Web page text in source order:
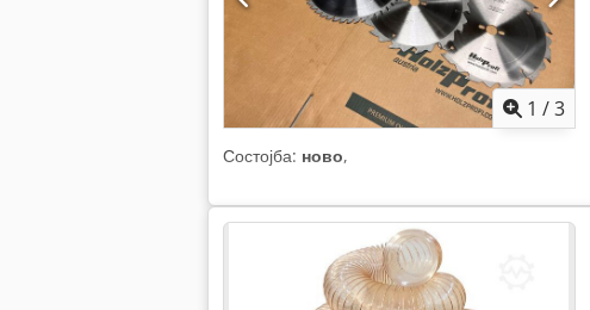
1 /3
Состојба: ново,